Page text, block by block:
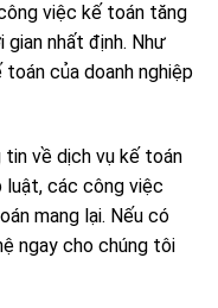
việc kế toán tăng
nhất định. Như
toán của doanh nghiệp
về dịch vụ kế toán
luật, các công việc
mang lại. Nếu có
ngay cho chúng tôi